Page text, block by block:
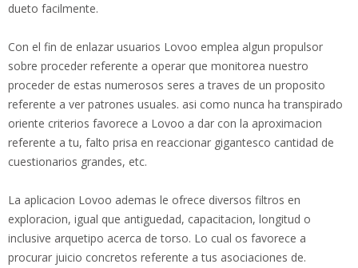
dueto facilmente.
Con el fin de enlazar usuarios Lovoo emplea algun propulsor
sobre proceder referente a operar que monitorea nuestro
proceder de estas numerosos seres a traves de un proposito
referente a ver patrones usuales. asi­ como nunca ha transpirado
oriente criterios favorece a Lovoo a dar con la aproximacion
referente a tu, falto prisa en reaccionar gigantesco cantidad de
cuestionarios grandes, etc.
La aplicacion Lovoo ademas le ofrece diversos filtros en
exploracion, igual que antiguedad, capacitacion, longitud o
inclusive arquetipo acerca de torso. Lo cual os favorece a
procurar juicio concretos referente a tus asociaciones de.